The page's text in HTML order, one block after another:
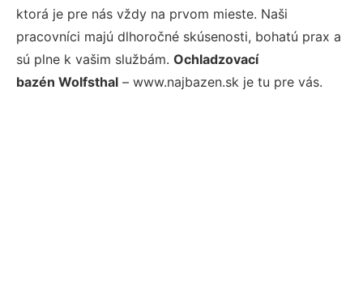
ktorá je pre nás vždy na prvom mieste. Naši
pracovníci majú dlhoročné skúsenosti, bohatú prax a
sú plne k vašim službám. Ochladzovací
bazén Wolfsthal – www.najbazen.sk je tu pre vás.